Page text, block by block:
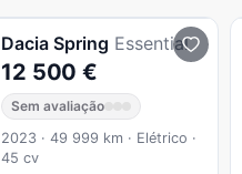
Dacia Spring Essential
12 500 €
Sem avaliação
2023 · 49 999 km · Elétrico ·
45 cv